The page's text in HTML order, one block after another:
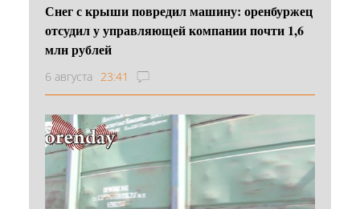
Снег с крыши повредил машину: оренбуржец
отсудил у управляющей компании почти 1,6
млн рублей
6 августа 23:41